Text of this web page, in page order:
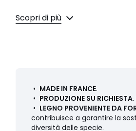
Imbottitura
• Seduta imbottita in poliuretano
• Garanzia legale 2 anni:
Consegna
• Questo prodotto sarà
Scopri di più
• MADE IN FRANCE.
• PRODUZIONE SU RICHIESTA
• LEGNO PROVENIENTE DA
contribuisce a garantire la
diversità delle specie.